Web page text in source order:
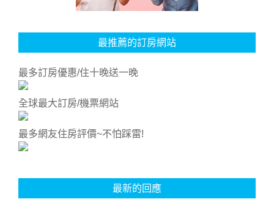
最推薦的訂房網站
最多訂房優惠/住十晚送一晚
全球最大訂房/機票網站
最多網友住房評價~不怕踩雷!
最新的回應